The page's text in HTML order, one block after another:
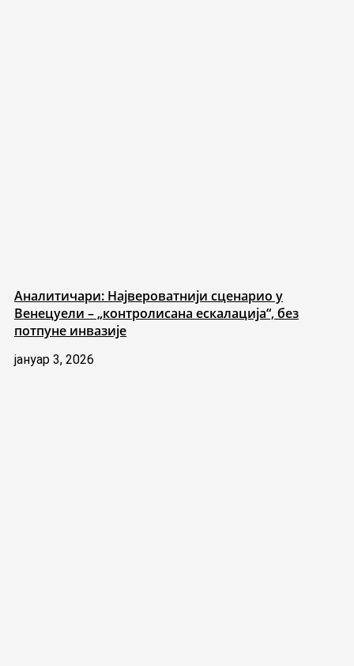
Аналитичари: Највероватнији сценарио у
Венецуели – „контролисана ескалација“, без
потпуне инвазије
јануар 3, 2026